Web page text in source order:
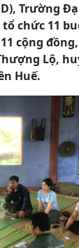
Trường
chức 11
cộng
Lộ,
Huế.